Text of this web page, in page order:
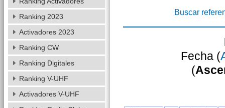
Buscar
Fecha (
(
Ranking 2023
Activadores 2023
Ranking CW
Ranking Digitales
Ranking V-UHF
Activadores V-UHF